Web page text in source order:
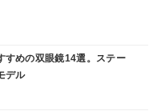
すめの双眼鏡14選。ステー
デル